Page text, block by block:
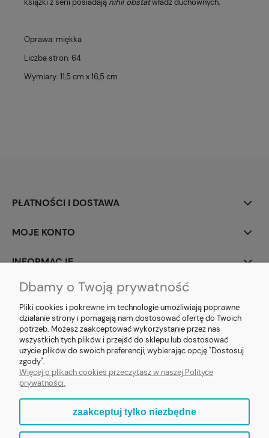
książki z serii posiadają nihil obstatwładz duchownych.
Oprawa: miękka
Liczba stron: 64
Wymiary: 11,5 cm x 16,5 cm
PŁATNOŚCI I DOSTAWA
MOJE KONTO
INFORMACJE
SOCIAL MEDIA
E-prezent.org|sprzedaz@e-prezent.org.pl| Tel.:511546060| NIP:
1133029322 | REGON: 388212193 | Skaryszewska 12, 03-802 Warszawa
© 2021 Księgarnia PREZENT
Dbamy o Twoją prywatność
Pliki cookies i pokrewne im technologie umożliwiają poprawne
działanie strony i pomagają nam dostosować ofertę do Twoich
potrzeb. Możesz zaakceptować wykorzystanie przez nas
wszystkich tych plików i przejść do sklepu lub dostosować
użycie plików do swoich preferencji, wybierając opcję "Dostosuj
zgody".
Więcej o plikach cookies przeczytasz w naszej Polityce
prywatności.
zaakceptuj tylko niezbędne